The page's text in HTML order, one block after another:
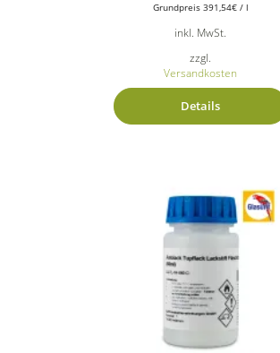
Grundpreis 391,54€/ l
inkl. MwSt.
zzgl.
Versandkosten
Details